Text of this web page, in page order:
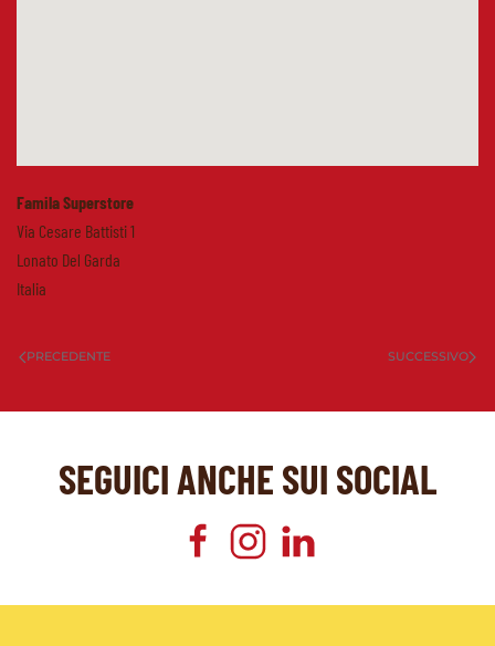
Famila Superstore
Via Cesare Battisti 1
Lonato Del Garda
Italia
PRECEDENTE SUCCESSIVO
SEGUICI ANCHE SUI SOCIAL